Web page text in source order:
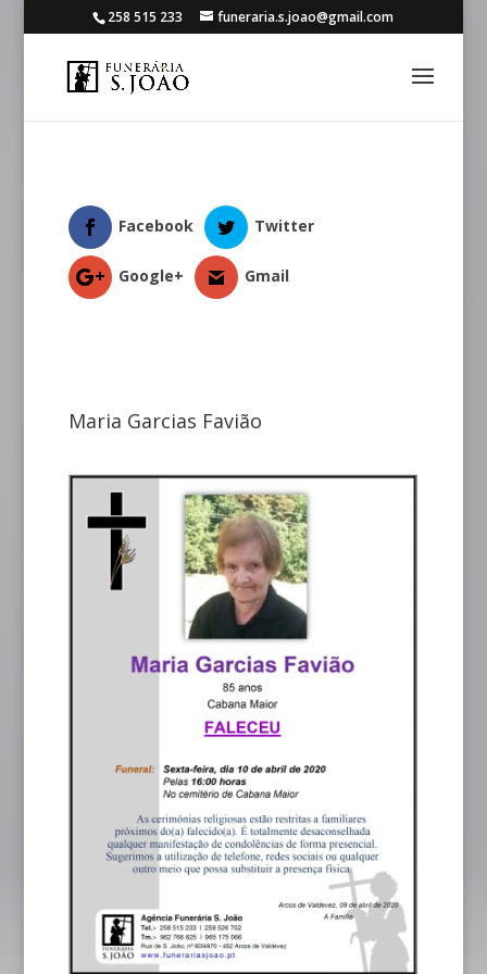
258 515 233 funeraria.s.joao@gmail.com
Facebook Twitter
Google+ Gmail
Maria Garcias Favião